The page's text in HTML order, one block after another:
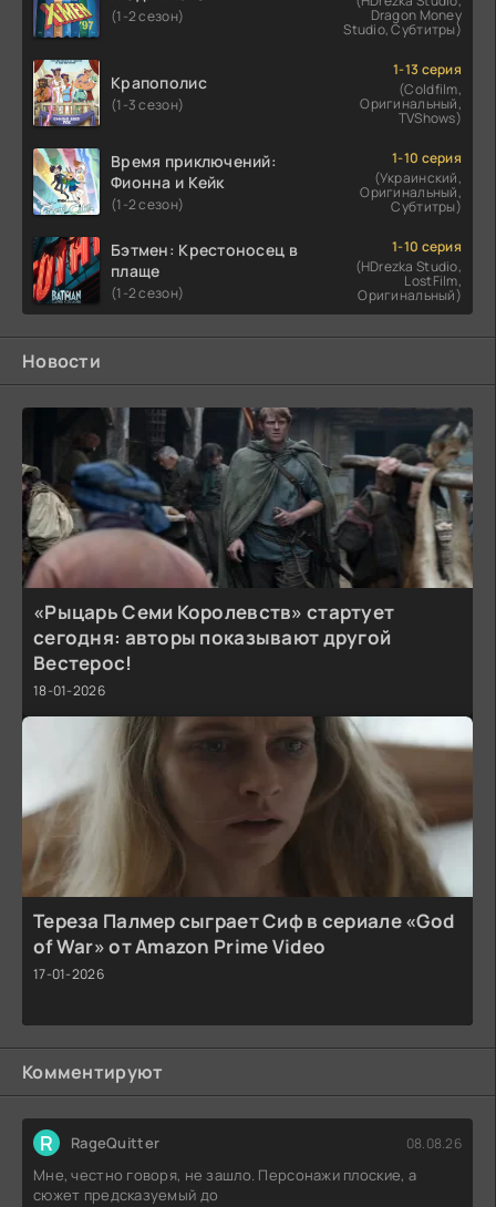
(1-2 сезон) Dragon Money
Studio, Субтитры)
Крапополис
(1-3 сезон)
1-13 серия
(Coldfilm,
Оригинальный,
TVShows)
Время приключений:
Фионна и Кейк
(1-2 сезон)
1-10 серия
(Украинский,
Оригинальный,
Субтитры)
Бэтмен: Крестоносец в
плаще
(1-2 сезон)
1-10 серия
(HDrezka Studio,
LostFilm,
Оригинальный)
Новости
«Рыцарь Семи Королевств» стартует
сегодня: авторы показывают другой
Вестерос!
18-01-2026
Тереза Палмер сыграет Сиф в сериале «God
of War» от Amazon Prime Video
17-01-2026
Комментируют
R RageQuitter 08.08.26
Мне, честно говоря, не зашло. Персонажи плоские, а
сюжет предсказуемый до